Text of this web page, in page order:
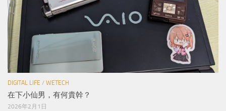
DIGITAL LIFE / WETECH
在下小仙男，有何貴幹？
2026年2月1日